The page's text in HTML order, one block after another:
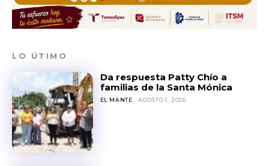
LO ÚTIMO
Da respuesta Patty Chío a
familias de la Santa Mónica
EL MANTE AGOSTO 1, 2026